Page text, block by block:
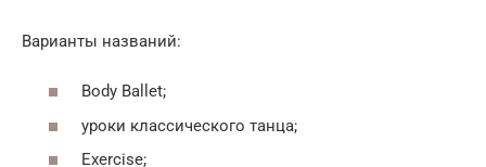
Варианты названий:
Body Ballet;
уроки классического танца;
Exercise;